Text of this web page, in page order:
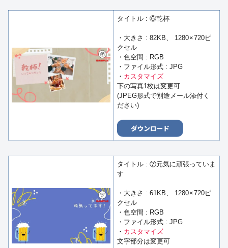
タイトル : ⑥乾杯
・大きさ : 82KB、 1280 × 720ピ
クセル
・色空間 : RGB
・ファイル形式 : JPG
・ カスタマイズ
下の写真1枚は変更可
(JPEG形式で別途メール添付く
ださい)
タイトル : ⑦元気に頑張っていま
す
・大きさ : 61KB、 1280 × 720ピ
クセル
・色空間 : RGB
・ファイル形式 : JPG
・ カスタマイズ
文字部分は変更可